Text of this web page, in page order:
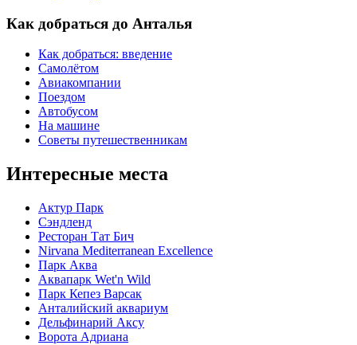
Как добраться до Анталья
Как добраться: введение
Самолётом
Авиакомпании
Поездом
Автобусом
На машине
Советы путешественникам
Интересные места
Актур Парк
Сэндленд
Ресторан Тат Бич
Nirvana Mediterranean Excellence
Парк Аква
Аквапарк Wet'n Wild
Парк Кепез Варсак
Анталийский аквариум
Дельфинарий Аксу
Ворота Адриана